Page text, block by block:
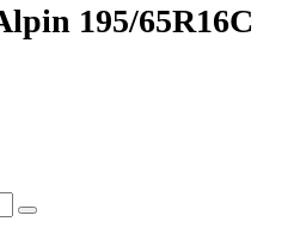
195/65R16C